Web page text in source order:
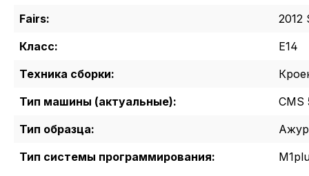
Fairs:
2012
Класс:
E14
Техника сборки:
Тип машины (актуальные):
CMS
Тип образца:
Ажур
Тип системы программирования: